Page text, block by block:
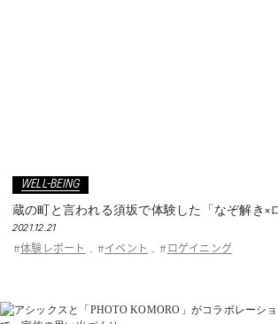
WELL-BEING
蔵の町と言われる須坂で体験した「なぞ解き×
2021.12.21
#体験レポート , # イベント , # ロゲイニング